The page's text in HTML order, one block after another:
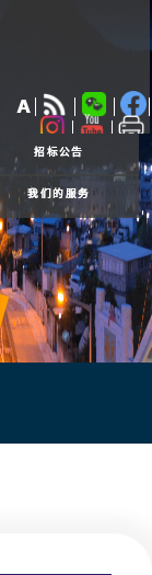
A
线 2926 4111
招标公告
我们的服务